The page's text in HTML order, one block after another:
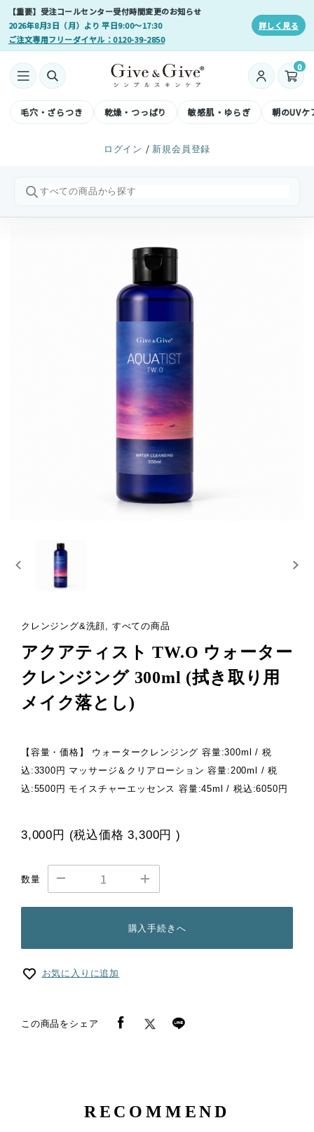
【重要】受注コールセンター受付時間変更のお知らせ
2026年8月3日（月）より 平日9:00〜17:30
ご注文専用フリーダイヤル：0120-39-2850
詳しく見る
0
毛穴・ざらつき 乾燥・つっぱり 敏感肌・ゆらぎ 朝のUVケ
ログイン / 新規会員登録
クレンジング&洗顔, すべての商品
アクアティスト TW.O ウォーター
クレンジング 300ml (拭き取り用
メイク落とし)
【容量・価格】 ウォータークレンジング 容量:300ml / 税
込:3300円 マッサージ＆クリアローション 容量:200ml / 税
込:5500円 モイスチャーエッセンス 容量:45ml / 税込:6050円
3,000円 (税込価格3,300円 )
数量
購入手続きへ
お気に入りに追加
この商品をシェア
RECOMMEND